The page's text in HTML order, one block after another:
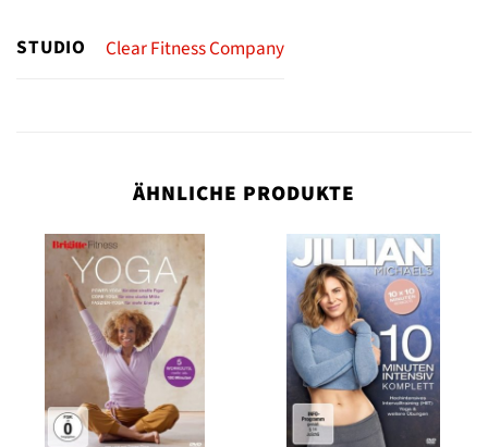
STUDIO Clear Fitness Company
ÄHNLICHE PRODUKTE